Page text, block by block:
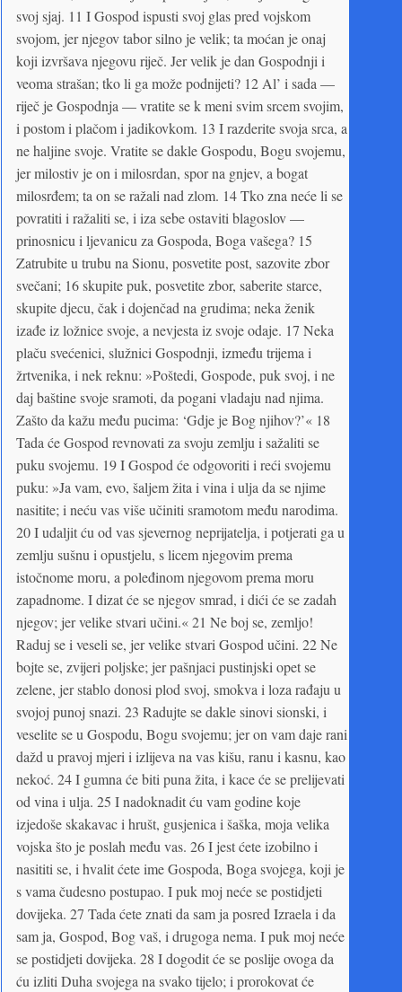
svoj sjaj. 11 I Gospod ispusti svoj glas pred vojskom
svojom, jer njegov tabor silno je velik; ta moćan je onaj
koji izvršava njegovu riječ. Jer velik je dan Gospodnji i
veoma strašan; tko li ga može podnijeti? 12 Al’ i sada —
riječ je Gospodnja — vratite se k meni svim srcem svojim,
i postom i plačom i jadikovkom. 13 I razderite svoja srca, a
ne haljine svoje. Vratite se dakle Gospodu, Bogu svojemu,
jer milostiv je on i milosrdan, spor na gnjev, a bogat
milosrđem; ta on se ražali nad zlom. 14 Tko zna neće li se
povratiti i ražaliti se, i iza sebe ostaviti blagoslov —
prinosnicu i ljevanicu za Gospoda, Boga vašega? 15
Zatrubite u trubu na Sionu, posvetite post, sazovite zbor
svečani; 16 skupite puk, posvetite zbor, saberite starce,
skupite djecu, čak i dojenčad na grudima; neka ženik
izađe iz ložnice svoje, a nevjesta iz svoje odaje. 17 Neka
plaču svećenici, služnici Gospodnji, između trijema i
žrtvenika, i nek reknu: »Poštedi, Gospode, puk svoj, i ne
daj baštine svoje sramoti, da pogani vladaju nad njima.
Zašto da kažu među pucima: ‘Gdje je Bog njihov?’« 18
Tada će Gospod revnovati za svoju zemlju i sažaliti se
puku svojemu. 19 I Gospod će odgovoriti i reći svojemu
puku: »Ja vam, evo, šaljem žita i vina i ulja da se njime
nasitite; i neću vas više učiniti sramotom među narodima.
20 I udaljit ću od vas sjevernog neprijatelja, i potjerati ga u
zemlju sušnu i opustjelu, s licem njegovim prema
istočnome moru, a poleđinom njegovom prema moru
zapadnome. I dizat će se njegov smrad, i dići će se zadah
njegov; jer velike stvari učini.« 21 Ne boj se, zemljo!
Raduj se i veseli se, jer velike stvari Gospod učini. 22 Ne
bojte se, zvijeri poljske; jer pašnjaci pustinjski opet se
zelene, jer stablo donosi plod svoj, smokva i loza rađaju u
svojoj punoj snazi. 23 Radujte se dakle sinovi sionski, i
veselite se u Gospodu, Bogu svojemu; jer on vam daje rani
dažd u pravoj mjeri i izlijeva na vas kišu, ranu i kasnu, kao
nekoć. 24 I gumna će biti puna žita, i kace će se prelijevati
od vina i ulja. 25 I nadoknadit ću vam godine koje
izjedoše skakavac i hrušt, gusjenica i šaška, moja velika
vojska što je poslah među vas. 26 I jest ćete izobilno i
nasititi se, i hvalit ćete ime Gospoda, Boga svojega, koji je
s vama čudesno postupao. I puk moj neće se postidjeti
dovijeka. 27 Tada ćete znati da sam ja posred Izraela i da
sam ja, Gospod, Bog vaš, i drugoga nema. I puk moj neće
se postidjeti dovijeka. 28 I dogodit će se poslije ovoga da
ću izliti Duha svojega na svako tijelo; i prorokovat će